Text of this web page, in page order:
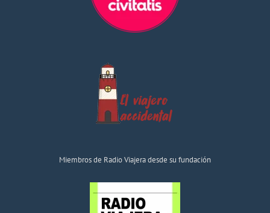
Miembros de Radio Viajera desde su fundación